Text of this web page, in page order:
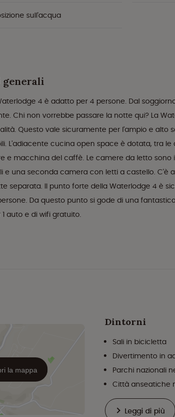
sull'acqua
4 è adatto per 4 persone. Dal
Chi non vorrebbe passare la notte qui? La
Questo vale sicuramente per l'ampio e alto
L'adiacente cucina open space è dotata, tra
e macchina del caffè. Le camere da letto
e una seconda camera con letti a castello. C'è
separata. Il punto forte della Waterlodge 4 è
Da questo punto si gode di una
auto e di wifi gratuito.
la mappa
Dintorni
Sali in bicicletta
Divertimento in
Parchi nazionali
Città anseatiche
Leggi di più